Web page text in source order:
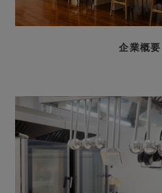
企業概要